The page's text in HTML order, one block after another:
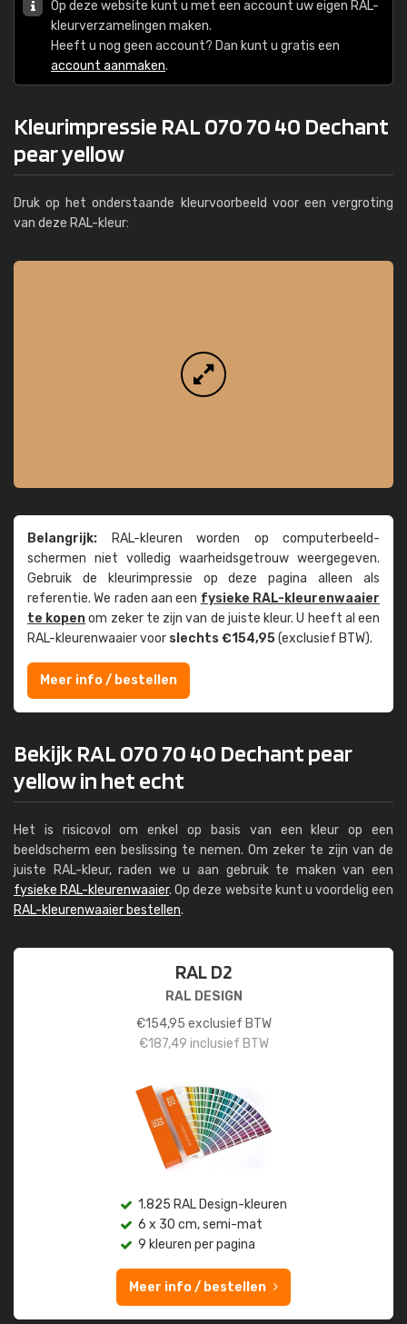
Op deze website kunt u met een account uw eigen RAL-
kleurverzamelingen maken.
Heeft u nog geen account? Dan kunt u gratis een
account aanmaken.
Kleurimpressie RAL 070 70 40 Dechant
pear yellow
Druk op het onderstaande kleurvoorbeeld voor een vergroting
van deze RAL-kleur:
Belangrijk: RAL-kleuren worden op computer­beeld­
schermen niet volledig waarheids­­getrouw weer­gegeven.
Gebruik de kleur­impressie op deze pagina alleen als
referentie. We raden aan een fysieke RAL-kleuren­waaier
te kopenom zeker te zijn van de juiste kleur. U heeft al een
RAL-kleuren­waaier voor slechts €154,95(exclusief BTW).
Meer info / bestellen
Bekijk RAL 070 70 40 Dechant pear
yellow in het echt
Het is risicovol om enkel op basis van een kleur op een
beeldscherm een beslissing te nemen. Om zeker te zijn van de
juiste RAL-kleur, raden we u aan gebruik te maken van een
fysieke RAL-kleurenwaaier. Op deze website kunt u voordelig een
RAL-kleurenwaaier bestellen.
RAL D2
RAL DESIGN
€154,95 exclusief BTW
€187,49 inclusief BTW
1.825 RAL Design-kleuren
6 x 30 cm, semi-mat
9 kleuren per pagina
Meer info / bestellen